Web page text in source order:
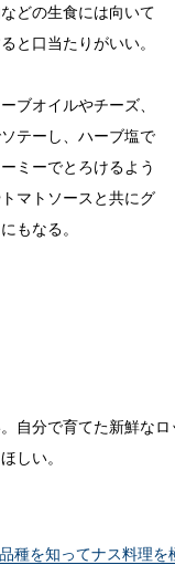
どの生食には向いて
と口当たりがいい。
ブオイルやチーズ、
テーし、ハーブ塩で
ミーでとろけるよう
マトソースと共にグ
もなる。
自分で育てた新鮮な
しい。
種を知ってナス料理を